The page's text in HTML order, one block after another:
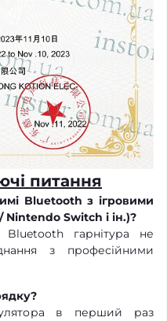
питання
Bluetooth з ігровими
Switch і ін.)?
гарнітура не
з професійними
в перший раз